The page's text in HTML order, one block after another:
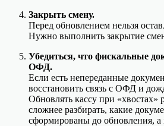
Закрыть смену.
Перед обновлением нельзя
Нужно выполнить закрытие
Убедиться, что фискальные
ОФД.
Если есть непереданные
восстановить связь с ОФД и
Обновлять кассу при «хвостах»
сложнее разбирать, какие
сформированы до обновления, а